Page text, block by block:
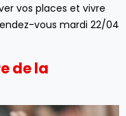
vos places et vivre
vous mardi 22/04
de la